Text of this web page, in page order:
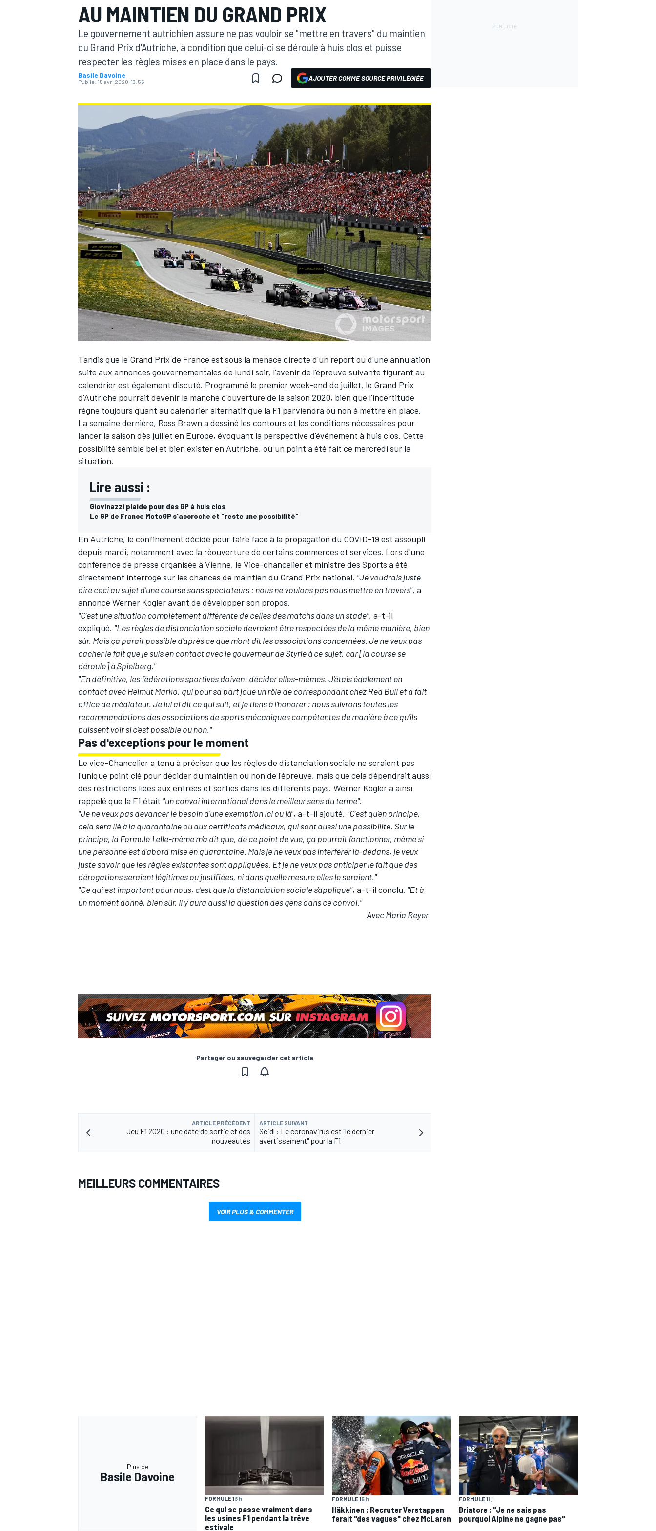
MOTOGP
WRC
WEC
AU MAINTIEN DU GRAND PRIX
Le gouvernement autrichien assure ne pas vouloir se "mettre en travers" du maintien
du Grand Prix d'Autriche, à condition que celui-ci se déroule à huis clos et puisse
respecter les règles mises en place dans le pays.
Basile Davoine
Publié: 15 avr. 2020, 13:55 AJOUTER COMME SOURCE PRIVILÉGIÉE
Tandis que le Grand Prix de France est sous la menace directe d'un report ou d'une annulation
suite aux annonces gouvernementales de lundi soir, l'avenir de l'épreuve suivante figurant au
calendrier est également discuté. Programmé le premier week-end de juillet, le Grand Prix
d'Autriche pourrait devenir la manche d'ouverture de la saison 2020, bien que l'incertitude
règne toujours quant au calendrier alternatif que la F1 parviendra ou non à mettre en place.
La semaine dernière, Ross Brawn a dessiné les contours et les conditions nécessaires pour
lancer la saison dès juillet en Europe, évoquant la perspective d'événement à huis clos. Cette
possibilité semble bel et bien exister en Autriche, où un point a été fait ce mercredi sur la
situation.
Lire aussi :
Giovinazzi plaide pour des GP à huis clos
Le GP de France MotoGP s'accroche et "reste une possibilité"
En Autriche, le confinement décidé pour faire face à la propagation du COVID-19 est assoupli
depuis mardi, notamment avec la réouverture de certains commerces et services. Lors d'une
conférence de presse organisée à Vienne, le Vice-chancelier et ministre des Sports a été
directement interrogé sur les chances de maintien du Grand Prix national. "Je voudrais juste
dire ceci au sujet d'une course sans spectateurs : nous ne voulons pas nous mettre en travers", a
annoncé Werner Kogler avant de développer son propos.
"C'est une situation complètement différente de celles des matchs dans un stade", a-t-il
expliqué. "Les règles de distanciation sociale devraient être respectées de la même manière, bien
sûr. Mais ça paraît possible d'après ce que m'ont dit les associations concernées. Je ne veux pas
cacher le fait que je suis en contact avec le gouverneur de Styrie à ce sujet, car [la course se
déroule] à Spielberg."
"En définitive, les fédérations sportives doivent décider elles-mêmes. J'étais également en
contact avec Helmut Marko, qui pour sa part joue un rôle de correspondant chez Red Bull et a fait
office de médiateur. Je lui ai dit ce qui suit, et je tiens à l'honorer : nous suivrons toutes les
recommandations des associations de sports mécaniques compétentes de manière à ce qu'ils
puissent voir si c'est possible ou non."
Pas d'exceptions pour le moment
Le vice-Chancelier a tenu à préciser que les règles de distanciation sociale ne seraient pas
l'unique point clé pour décider du maintien ou non de l'épreuve, mais que cela dépendrait aussi
des restrictions liées aux entrées et sorties dans les différents pays. Werner Kogler a ainsi
rappelé que la F1 était "un convoi international dans le meilleur sens du terme".
"Je ne veux pas devancer le besoin d'une exemption ici ou là", a-t-il ajouté. "C'est qu'en principe,
cela sera lié à la quarantaine ou aux certificats médicaux, qui sont aussi une possibilité. Sur le
principe, la Formule 1 elle-même m'a dit que, de ce point de vue, ça pourrait fonctionner, même si
une personne est d'abord mise en quarantaine. Mais je ne veux pas interférer là-dedans, je veux
juste savoir que les règles existantes sont appliquées. Et je ne veux pas anticiper le fait que des
dérogations seraient légitimes ou justifiées, ni dans quelle mesure elles le seraient."
"Ce qui est important pour nous, c'est que la distanciation sociale s'applique", a-t-il conclu. "Et à
un moment donné, bien sûr, il y aura aussi la question des gens dans ce convoi."
Avec Maria Reyer
Partager ou sauvegarder cet article
ARTICLE PRÉCÉDENT
Jeu F1 2020 : une date de sortie et des
nouveautés
ARTICLE SUIVANT
Seidl : Le coronavirus est "le dernier
avertissement" pour la F1
MEILLEURS COMMENTAIRES
VOIR PLUS & COMMENTER
Plus de
Basile Davoine
FORMULE 13 h
Ce qui se passe vraiment dans
les usines F1 pendant la trêve
estivale
FORMULE 15 h
Häkkinen : Recruter Verstappen
ferait "des vagues" chez McLaren
FORMULE 11 j
Briatore : "Je ne sais pas
pourquoi Alpine ne gagne pas"